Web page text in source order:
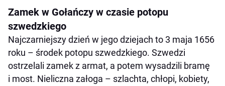
Zamek w Gołańczy w czasie potopu
szwedzkiego
Najczarniejszy dzień w jego dziejach to 3 maja 1656
roku – środek potopu szwedzkiego. Szwedzi
ostrzelali zamek z armat, a potem wysadzili bramę
i most. Nieliczna załoga – szlachta, chłopi, kobiety,